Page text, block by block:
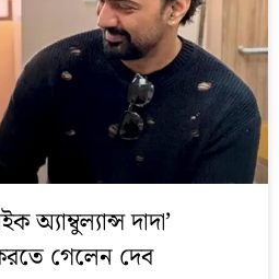
অ্যাম্বুল্যান্স দাদা’
গেলেন দেব